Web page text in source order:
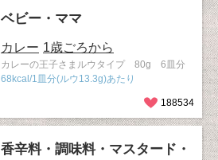
ベビー・ママ
カレー 1歳ごろから
カレーの王子さまルウタイプ 80g 6皿分
68kcal/1皿分(ルウ13.3g)あたり
188534
香辛料・調味料・マスタード・